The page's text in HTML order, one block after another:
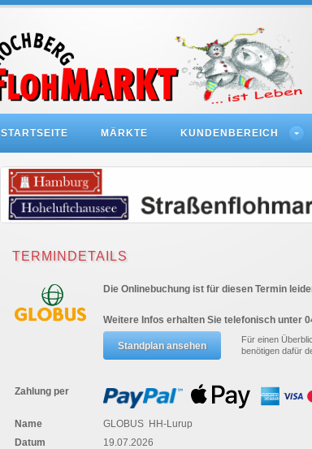
STARTSEITE MÄRKTE KUNDENBEREICH
TERMINDETAILS
Die Onlinebuchung ist für diesen Termin
Weitere Infos erhalten Sie telefonisch unter
Für einen
benötigen dafür
Zahlung per
Name
GLOBUS HH-Lurup
Datum
19.07.2026